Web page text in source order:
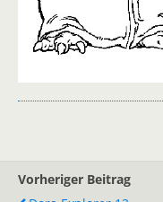
Vorheriger Beitrag